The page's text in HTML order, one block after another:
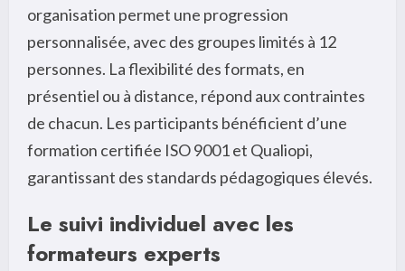
organisation permet une progression
personnalisée, avec des groupes limités à 12
personnes. La flexibilité des formats, en
présentiel ou à distance, répond aux contraintes
de chacun. Les participants bénéficient d’une
formation certifiée ISO 9001 et Qualiopi,
garantissant des standards pédagogiques élevés.
Le suivi individuel avec les
formateurs experts